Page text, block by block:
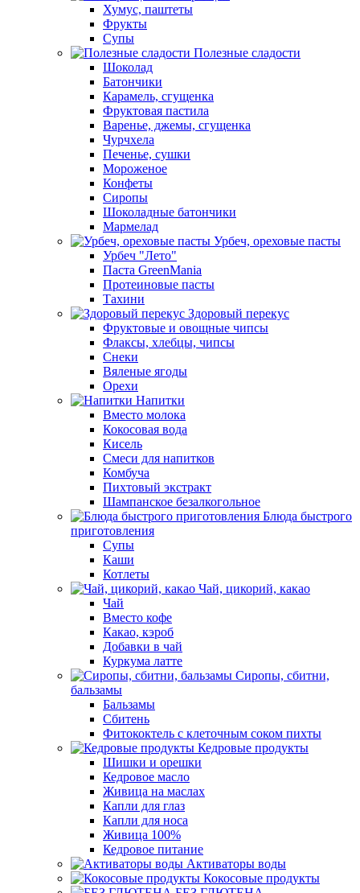
Хумус, паштеты
Фрукты
Супы
Полезные сладости
Шоколад
Батончики
Карамель, сгущенка
Фруктовая пастила
Варенье, джемы, сгущенка
Чурчхела
Печенье, сушки
Мороженое
Конфеты
Сиропы
Шоколадные батончики
Мармелад
Урбеч, ореховые пасты
Урбеч "Лето"
Паста GreenMania
Протеиновые пасты
Тахини
Здоровый перекус
Фруктовые и овощные чипсы
Флаксы, хлебцы, чипсы
Снеки
Вяленые ягоды
Орехи
Напитки
Вместо молока
Кокосовая вода
Кисель
Смеси для напитков
Комбуча
Пихтовый экстракт
Шампанское безалкогольное
Блюда быстрого
приготовления
Супы
Каши
Котлеты
Чай, цикорий, какао
Чай
Вместо кофе
Какао, кэроб
Добавки в чай
Куркума латте
Сиропы, сбитни,
бальзамы
Бальзамы
Сбитень
Фитококтель с клеточным соком пихты
Кедровые продукты
Шишки и орешки
Кедровое масло
Живица на маслах
Капли для глаз
Капли для носа
Живица 100%
Кедровое питание
Активаторы воды
Кокосовые продукты